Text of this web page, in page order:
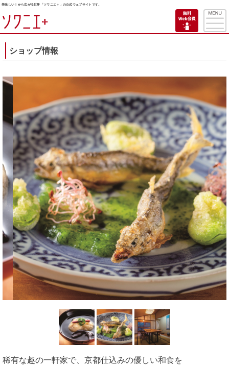
美味しい！から広がる世界「ソワニエ＋」の公式ウェブサイトです。
ショップ情報
稀有な趣の一軒家で、京都仕込みの優しい和食を